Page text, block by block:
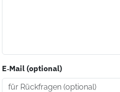
E‑Mail (optional)